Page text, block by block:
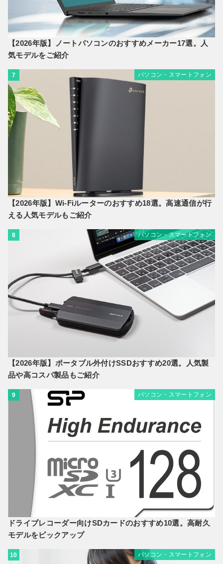
【2026年版】ノートパソコンのおすすめメーカー17選。人
気モデルをご紹介
7 パソコン・スマートフォン
【2026年版】Wi-Fiルーターのおすすめ18選。高速通信が行
える人気モデルもご紹介
8 パソコン・スマートフォン
【2026年版】ポータブル外付けSSDおすすめ20選。人気製
品や高コスパ製品もご紹介
9 パソコン・スマートフォン
ドライブレコーダー向けSDカードのおすすめ10選。高耐久
モデルをピックアップ
10 パソコン・スマートフォン